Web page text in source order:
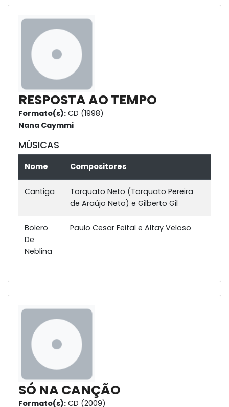
RESPOSTA AO TEMPO
Formato(s): CD (1998)
Nana Caymmi
MÚSICAS
Nome Compositores
Cantiga
Torquato Neto (Torquato Pereira
de Araújo Neto) e Gilberto Gil
Bolero
De
Neblina
Paulo Cesar Feital e Altay Veloso
SÓ NA CANÇÃO
Formato(s): CD (2009)